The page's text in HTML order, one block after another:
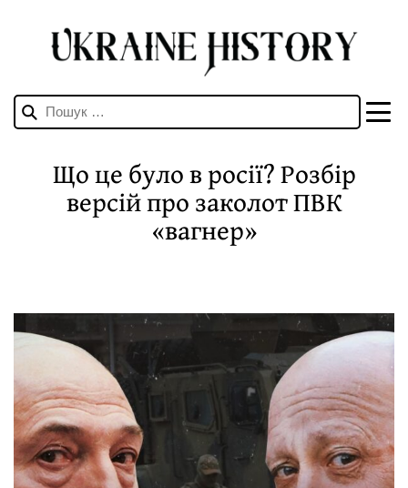
Пошук:
Що це було в росії? Розбір
версій про заколот ПВК
«вагнер»